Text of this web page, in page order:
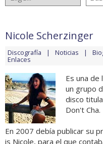
Nicole Scherzinger
Discografía Noticias
Enlaces
Es una de
un grupo
disco
Don't Cha.
En 2007 debía publicar su
is Nicole, para el que